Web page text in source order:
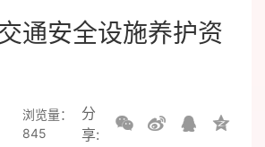
通安全设施养护资
浏览量：
845
分
享: